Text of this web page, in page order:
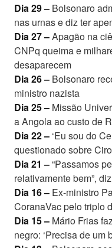
Dia 29 – Bolsonaro
nas urnas e diz ter
Dia 27 –Apagão na
CNPq queima e
desaparecem
Dia 26 – Bolsonaro
ministro nazista
Dia 25 – Missão
a Angola ao custo de
Dia 22 – ‘Eu sou do
questionado sobre
Dia 21 –“Passamos
relativamente bem”,
Dia 16 – Ex-ministro
CoranaVac pelo triplo
Dia 15 – Mário Frias
negro: ‘Precisa de um